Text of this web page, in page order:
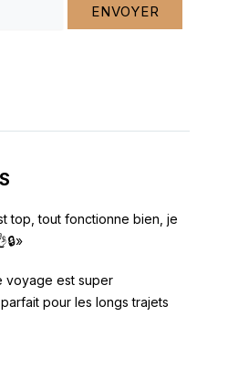
ENVOYER
top, tout fonctionne bien, je
voyage est super
pour les longs trajets